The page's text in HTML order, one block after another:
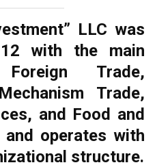
LLC was
with the main
Trade,
Trade,
and Food and
and operates with
structure.